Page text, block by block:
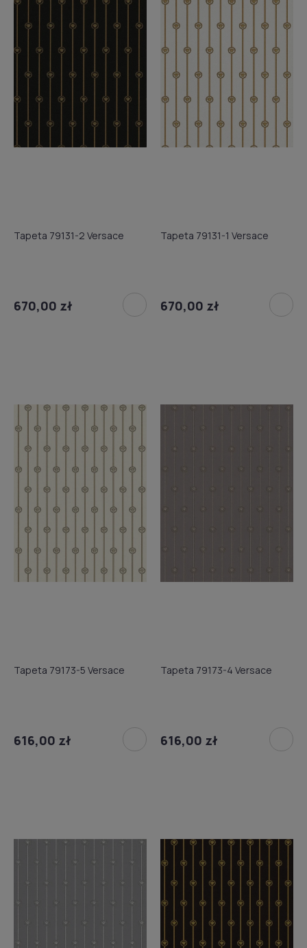
Tapeta 79131-2 Versace
670,00 zł
Tapeta 79131-1 Versace
670,00 zł
Tapeta 79173-5 Versace
616,00 zł
Tapeta 79173-4 Versace
616,00 zł